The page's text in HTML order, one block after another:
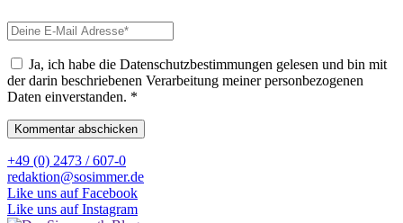
Ja, ich habe die Datenschutzbestimmungen gelesen und bin mit
der darin beschriebenen Verarbeitung meiner personbezogenen
Daten einverstanden. *
+49 (0) 2473 / 607-0
redaktion@sosimmer.de
Like uns auf Facebook
Like uns auf Instagram